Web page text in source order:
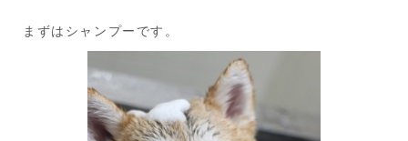
まずはシャンプーです。